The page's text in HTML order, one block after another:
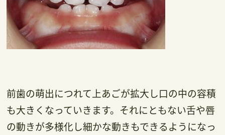
前歯の萌出につれて上あごが拡大し口の中の容積
も大きくなっていきます。それにともない舌や唇
の動きが多様化し細かな動きもできるようになっ